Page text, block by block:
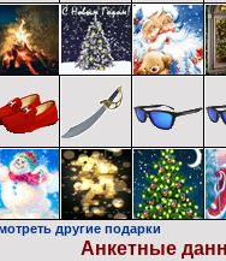
другие подарки
Анкетные